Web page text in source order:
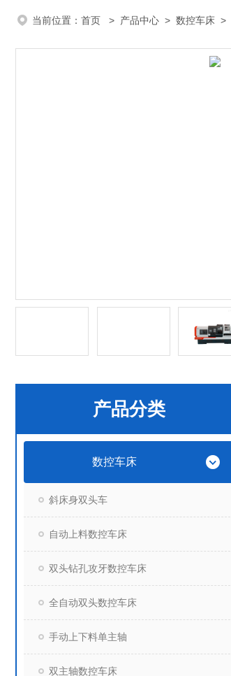
当前位置： 首页 > 产品中心 > 数控车床 >
产品分类
数控车床
斜床身双头车
自动上料数控车床
双头钻孔攻牙数控车床
全自动双头数控车床
手动上下料单主轴
双主轴数控车床